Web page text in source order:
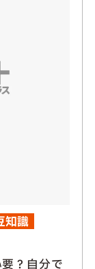
知識
？自分で